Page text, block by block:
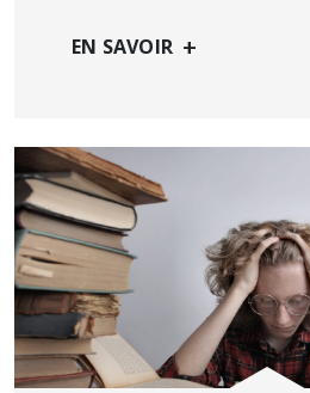
EN SAVOIR +